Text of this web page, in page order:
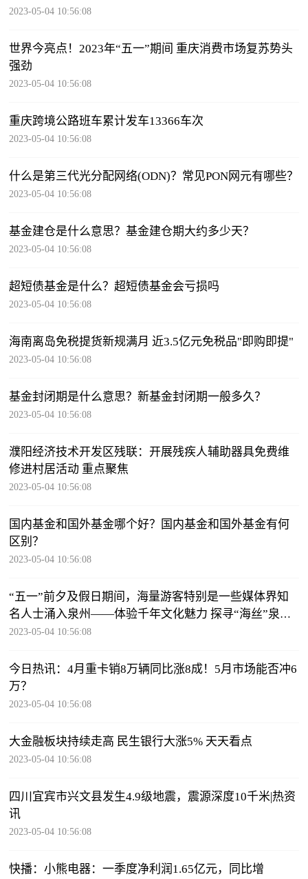
2023-05-04 10:56:08
世界今亮点！2023年“五一”期间 重庆消费市场复苏势头
强劲
2023-05-04 10:56:08
重庆跨境公路班车累计发车13366车次
2023-05-04 10:56:08
什么是第三代光分配网络(ODN)？常见PON网元有哪些？
2023-05-04 10:56:08
基金建仓是什么意思？基金建仓期大约多少天？
2023-05-04 10:56:08
超短债基金是什么？超短债基金会亏损吗
2023-05-04 10:56:08
海南离岛免税提货新规满月 近3.5亿元免税品"即购即提"
2023-05-04 10:56:08
基金封闭期是什么意思？新基金封闭期一般多久？
2023-05-04 10:56:08
濮阳经济技术开发区残联：开展残疾人辅助器具免费维
修进村居活动 重点聚焦
2023-05-04 10:56:08
国内基金和国外基金哪个好？国内基金和国外基金有何
区别？
2023-05-04 10:56:08
“五一”前夕及假日期间，海量游客特别是一些媒体界知
名人士涌入泉州——体验千年文化魅力 探寻“海丝”泉州
印记 全球滚动
2023-05-04 10:56:08
今日热讯：4月重卡销8万辆同比涨8成！5月市场能否冲6
万？
2023-05-04 10:56:08
大金融板块持续走高 民生银行大涨5% 天天看点
2023-05-04 10:56:08
四川宜宾市兴文县发生4.9级地震，震源深度10千米|热资
讯
2023-05-04 10:56:08
快播：小熊电器：一季度净利润1.65亿元，同比增